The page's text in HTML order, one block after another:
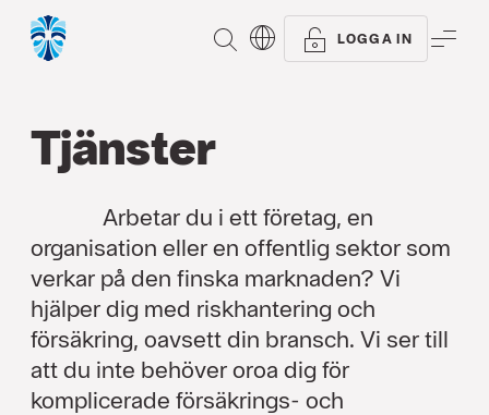
SÖK LOGGA IN
Tjänster
Arbetar du i ett företag, en
organisation eller en offentlig sektor som
verkar på den finska marknaden? Vi
hjälper dig med riskhantering och
försäkring, oavsett din bransch. Vi ser till
att du inte behöver oroa dig för
komplicerade försäkrings- och